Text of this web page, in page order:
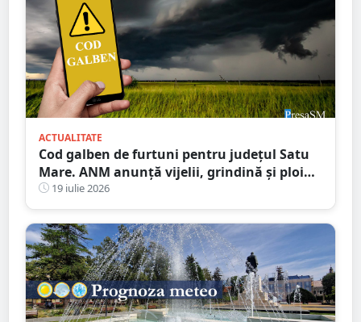
ACTUALITATE
Cod galben de furtuni pentru județul Satu
Mare. ANM anunță vijelii, grindină și ploi
torențiale
19 iulie 2026